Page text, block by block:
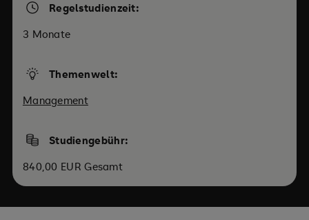
Regelstudienzeit:
3 Monate
Themenwelt:
Management
Studiengebühr:
840,00 EUR Gesamt